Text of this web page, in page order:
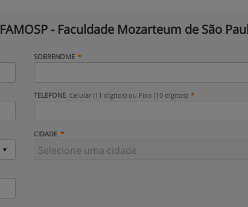
FAMOSP - Faculdade Mozarteum de São
SOBRENOME
TELEFONE Celular (11 dígitos) ou Fixo (10 dígitos)
CIDADE